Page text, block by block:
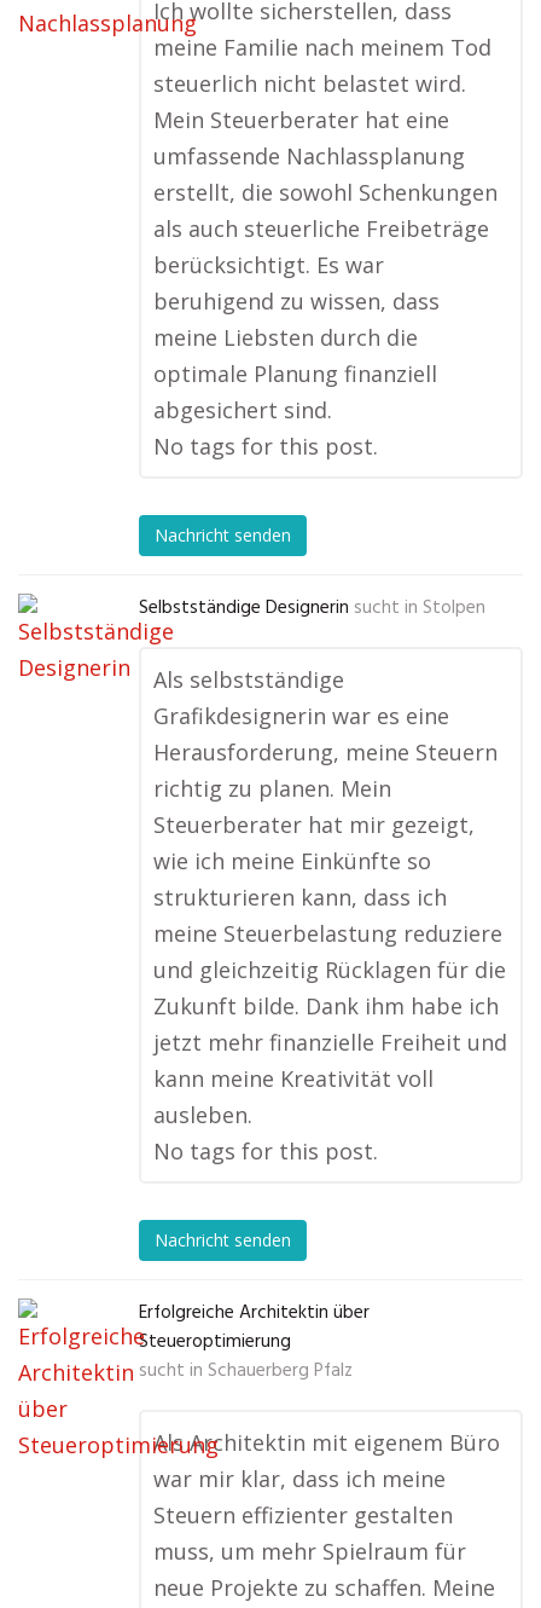
Ich wollte sicherstellen, dass
meine Familie nach meinem Tod
steuerlich nicht belastet wird.
Mein Steuerberater hat eine
umfassende Nachlassplanung
erstellt, die sowohl Schenkungen
als auch steuerliche Freibeträge
berücksichtigt. Es war
beruhigend zu wissen, dass
meine Liebsten durch die
optimale Planung finanziell
abgesichert sind.
No tags for this post.
Nachricht senden
Selbstständige Designerin sucht in Stolpen
Als selbstständige
Grafikdesignerin war es eine
Herausforderung, meine Steuern
richtig zu planen. Mein
Steuerberater hat mir gezeigt,
wie ich meine Einkünfte so
strukturieren kann, dass ich
meine Steuerbelastung reduziere
und gleichzeitig Rücklagen für die
Zukunft bilde. Dank ihm habe ich
jetzt mehr finanzielle Freiheit und
kann meine Kreativität voll
ausleben.
No tags for this post.
Nachricht senden
Erfolgreiche Architektin über
Steueroptimierung
sucht in Schauerberg Pfalz
Als Architektin mit eigenem Büro
war mir klar, dass ich meine
Steuern effizienter gestalten
muss, um mehr Spielraum für
neue Projekte zu schaffen. Meine